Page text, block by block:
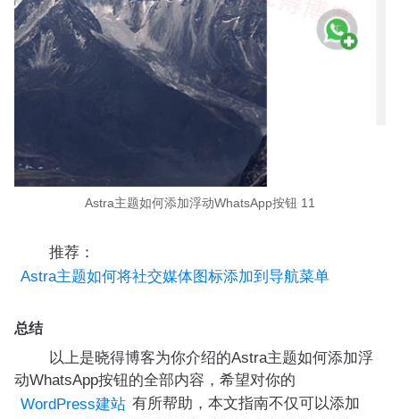
Astra主题如何添加浮动WhatsApp按钮 11
推荐：
Astra主题如何将社交媒体图标添加到导航菜单
总结
以上是晓得博客为你介绍的Astra主题如何添加浮
动WhatsApp按钮的全部内容，希望对你的
WordPress建站 有所帮助，本文指南不仅可以添加